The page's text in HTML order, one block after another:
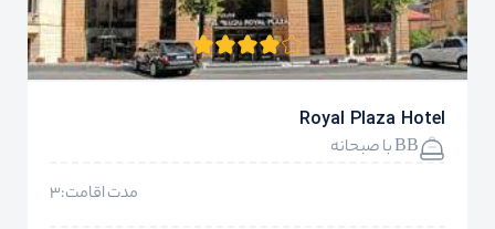
Royal Plaza Hotel
BB با صبحانه
مدت اقامت:3